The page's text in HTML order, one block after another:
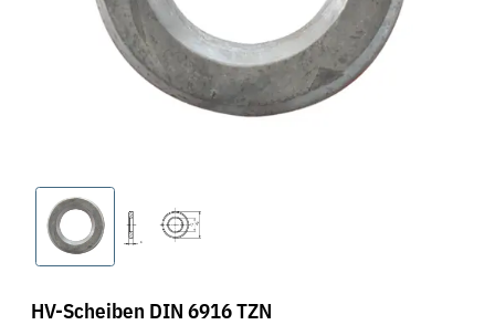
HV-Scheiben DIN 6916 TZN